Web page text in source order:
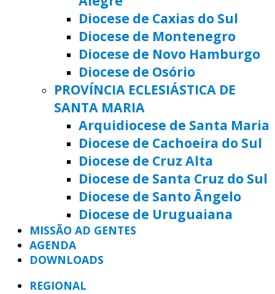
Diocese de Caxias do Sul
Diocese de Montenegro
Diocese de Novo Hamburgo
Diocese de Osório
PROVÍNCIA ECLESIÁSTICA DE
SANTA MARIA
Arquidiocese de Santa Maria
Diocese de Cachoeira do Sul
Diocese de Cruz Alta
Diocese de Santa Cruz do Sul
Diocese de Santo Ângelo
Diocese de Uruguaiana
MISSÃO AD GENTES
AGENDA
DOWNLOADS
REGIONAL